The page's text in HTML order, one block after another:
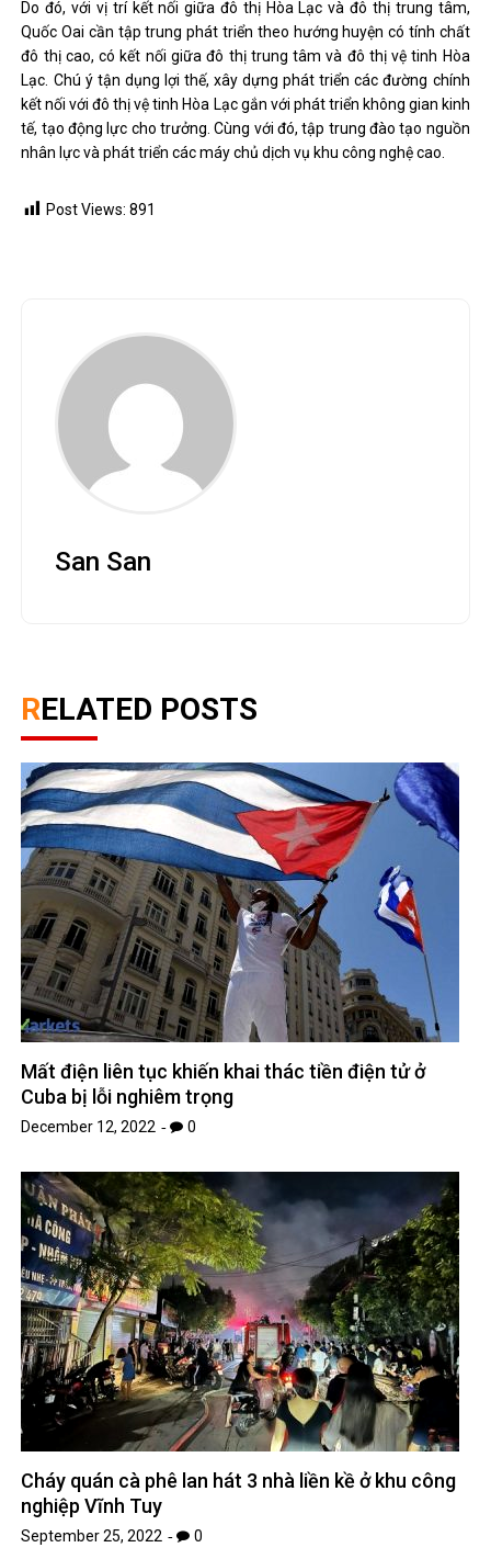
Do đó, với vị trí kết nối giữa đô thị Hòa Lạc và đô thị trung tâm,
Quốc Oai cần tập trung phát triển theo hướng huyện có tính chất
đô thị cao, có kết nối giữa đô thị trung tâm và đô thị vệ tinh Hòa
Lạc. Chú ý tận dụng lợi thế, xây dựng phát triển các đường chính
kết nối với đô thị vệ tinh Hòa Lạc gắn với phát triển không gian kinh
tế, tạo động lực cho trưởng. Cùng với đó, tập trung đào tạo nguồn
nhân lực và phát triển các máy chủ dịch vụ khu công nghệ cao.
Post Views: 891
San San
RELATED POSTS
Mất điện liên tục khiến khai thác tiền điện tử ở
Cuba bị lỗi nghiêm trọng
December 12, 2022 0
Cháy quán cà phê lan hát 3 nhà liền kề ở khu công
nghiệp Vĩnh Tuy
September 25, 2022 0